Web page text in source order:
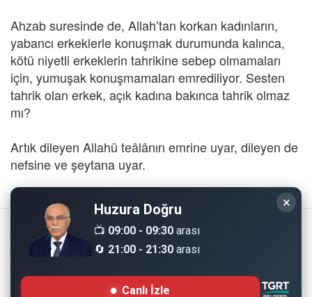
Ahzab suresinde de, Allah’tan korkan kadınların,
yabancı erkeklerle konuşmak durumunda kalınca,
kötü niyetli erkeklerin tahrikine sebep olmamaları
için, yumuşak konuşmamaları emrediliyor. Sesten
tahrik olan erkek, açık kadına bakınca tahrik olmaz
mı?
Artık dileyen Allahü teâlânın emrine uyar, dileyen de
nefsine ve şeytana uyar.
×
Huzura Doğru
📺 09:00 - 09:30 arası
🔄 21:00 - 21:30 arası
Canlı İzle